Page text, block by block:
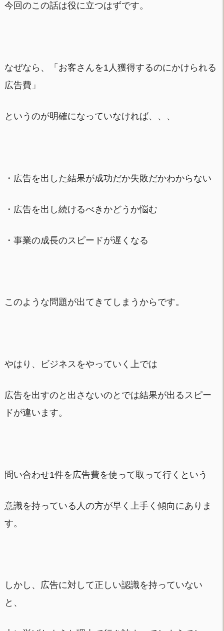
今回のこの話は役に立つはずです。
なぜなら、「お客さんを1人獲得するのにかけられる
広告費」
というのが明確になっていなければ、、、
・広告を出した結果が成功だか失敗だかわからない
・広告を出し続けるべきかどうか悩む
・事業の成長のスピードが遅くなる
このような問題が出てきてしまうからです。
やはり、ビジネスをやっていく上では
広告を出すのと出さないのとでは結果が出るスピー
ドが違います。
問い合わせ1件を広告費を使って取って行くという
意識を持っている人の方が早く上手く傾向にありま
す。
しかし、広告に対して正しい認識を持っていない
と、